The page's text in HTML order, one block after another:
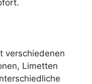
verschiedenen
Limetten